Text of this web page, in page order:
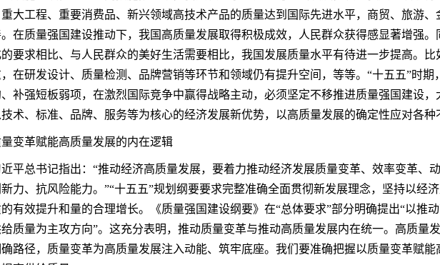
大工程、重要消费品、新兴领域高技术产品的质量达到国际先进水平，商贸、旅游、
。在质量强国建设推动下，我国高质量发展取得积极成效，人民群众获得感显著增强
要求相比、与人民群众的美好生活需要相比，我国发展质量水平有待进一步提高。
在研发设计、质量检测、品牌营销等环节和领域仍有提升空间，等等。“十五五”时期
补强短板弱项，在激烈国际竞争中赢得战略主动，必须坚定不移推进质量强国建设
术、标准、品牌、服务等为核心的经济发展新优势，以高质量发展的确定性应对各种
量变革赋能高质量发展的内在逻辑
近平总书记指出：“推动经济高质量发展，要着力推动经济发展质量变革、效率变革、
力、抗风险能力。”“十五五”规划纲要要求完整准确全面贯彻新发展理念，坚持以经
有效提升和量的合理增长。《质量强国建设纲要》在“总体要求”部分明确提出“以推
质量为主攻方向”。这充分表明，推动质量变革与推动高质量发展内在统一。高质量
路径，质量变革为高质量发展注入动能、筑牢底座。我们要准确把握以质量变革赋能